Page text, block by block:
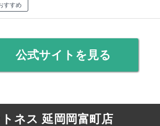
すすめ
公式サイトを見る
ネス 延岡岡富町店